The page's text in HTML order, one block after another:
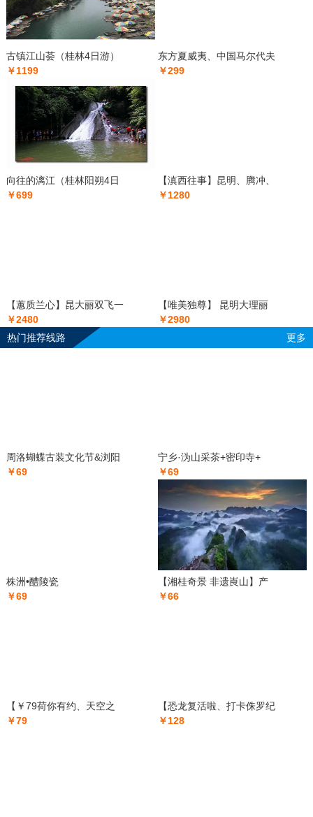
古镇江山荟（桂林4日游）
￥1199
东方夏威夷、中国马尔代夫
￥299
向往的漓江（桂林阳朔4日
￥699
【滇西往事】昆明、腾冲、
￥1280
【蕙质兰心】昆大丽双飞一
￥2480
【唯美独尊】 昆明大理丽
￥2980
热门推荐线路
更多
周洛蝴蝶古装文化节&浏阳
￥69
宁乡·沩山采茶+密印寺+
￥69
株洲•醴陵瓷
￥69
【湘桂奇景 非遗崀山】产
￥66
【￥79荷你有约、天空之
￥79
【恐龙复活啦、打卡侏罗纪
￥128